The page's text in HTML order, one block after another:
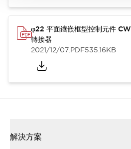
φ22 平面鑲嵌框型控制元件
轉接器
2021/12/07.PDF535.16KB
解決方案